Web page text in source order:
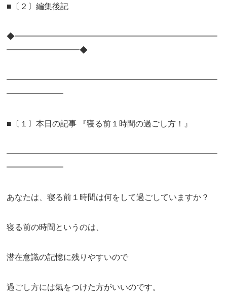
■〔２〕編集後記
◆━━━━━━━━━━━━━━━━━━━━━━━━━
━━━━━━━━━◆
━━━━━━━━━━━━━━━━━━━━━━━━━━
━━━━━━━
■〔１〕本日の記事 『寝る前１時間の過ごし方！』
━━━━━━━━━━━━━━━━━━━━━━━━━━
━━━━━━━
あなたは、寝る前１時間は何をして過ごしていますか？
寝る前の時間というのは、
潜在意識の記憶に残りやすいので
過ごし方には氣をつけた方がいいのです。